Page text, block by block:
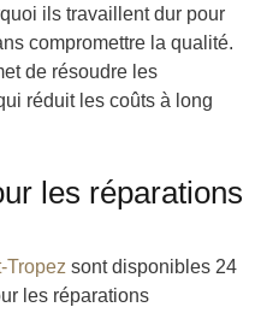
ils travaillent dur pour
compromettre la qualité.
de résoudre les
réduit les coûts à long
les réparations
Tropez sont disponibles 24
les réparations